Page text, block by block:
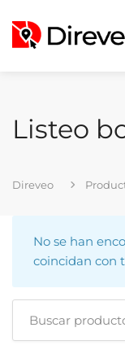
Listeo
Direveo
No se han
coincidan con